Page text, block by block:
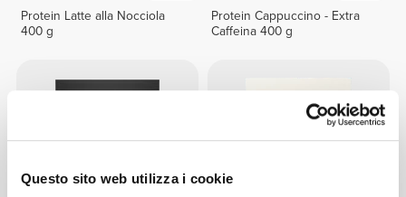
Questo sito web utilizza i cookie
Protein Latte alla Nocciola
400 g
Protein Cappuccino - Extra
Caffeina 400 g